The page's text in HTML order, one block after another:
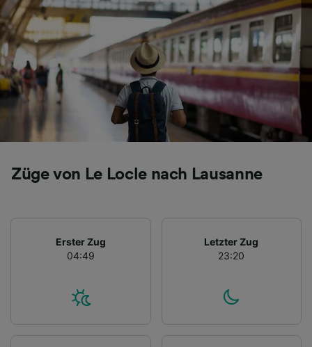
Züge von Le Locle nach Lausanne
Erster Zug
04:49
Letzter Zug
23:20
Folgendes bereitzustellen:
Verwendung genauer Standortdaten.
Endgeräteeigenschaften zur Identifikation
aktiv abfragen. Speichern von oder Zugriff auf
Informationen auf einem Endgerät.
Personalisierte Werbung und Inhalte, Messung
von Werbeleistung und der Performance von
Inhalten, Zielgruppenforschung sowie
Entwicklung und Verbesserung von
Angeboten.
Liste der Partner (Lieferanten)